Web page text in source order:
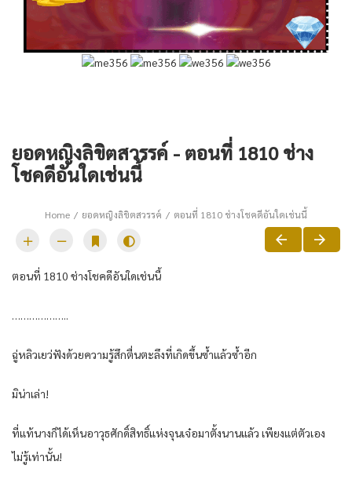
ยอดหญิงลิขิตสวรรค์ - ตอนที่ 1810 ช่าง
โชคดีอันใดเช่นนี้
Home ยอดหญิงลิขิตสวรรค์ ตอนที่ 1810 ช่างโชคดีอันใดเช่นนี้
ตอนที่ 1810 ช่างโชคดีอันใดเช่นนี้
………………..
ฉู่หลิวเยว่ฟังด้วยความรู้สึกตื่นตะลึงที่เกิดขึ้นซ้ำแล้วซ้ำอีก
มิน่าเล่า!
ที่แท้นางก็ได้เห็นอาวุธศักดิ์สิทธิ์แห่งจุนเจ๋อมาตั้งนานแล้ว เพียงแต่ตัวเอง
ไม่รู้เท่านั้น!